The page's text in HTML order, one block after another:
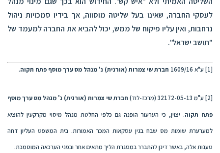
לעסקי החברה, שאינו בעל שליטה מוסווה, אך בידיו סמכויות ניהול
נרחבות, ואין עליו פיקוח של ממש, יכול להביא את החברה למעמד של
"תושב ישראל".
[1] ע"א 1609/16 חברת שי צמרות (אורנית) נ' מנהל מס ערך מוסף פתח תקוה.
[2] ע"מ 32172-05-13 (מרכז-לוד)
חברת שי צמרות (אורנית) נ' מנהל מס ערך מוסף
פתח תקוה. יצוין, כי הערעור הופנה גם כלפי החלטת מנהל מיסוי מקרקעין להוציא
למערערת שומות מס שבח בגין עסקאות המכר האמורות. בית המשפט העליון דחה
טענות אלה, באשר דינן להתברר במסגרת הליך מתאים אחר ובפני הערכאה המוסמכת.